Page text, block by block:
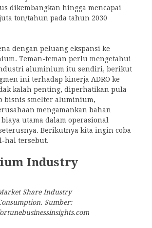
dikembangkan hingga mencapai
ton/tahun pada tahun 2030
dengan peluang ekspansi ke
Teman-teman perlu mengetahui
aluminium itu sendiri, berikut
ini terhadap kinerja ADRO ke
kalah penting, diperhatikan pula
bisnis smelter aluminium,
mengamankan bahan
utama dalam operasional
Berikutnya kita ingin coba
hal tersebut.
Industry
Share Industry
Sumber: